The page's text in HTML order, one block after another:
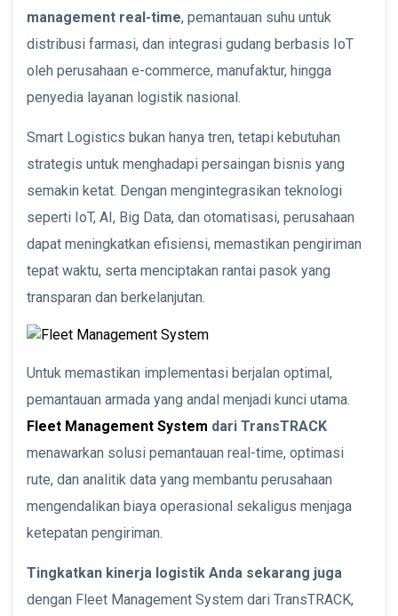
management real-time, pemantauan suhu untuk
distribusi farmasi, dan integrasi gudang berbasis IoT
oleh perusahaan e-commerce, manufaktur, hingga
penyedia layanan logistik nasional.
Smart Logistics bukan hanya tren, tetapi kebutuhan
strategis untuk menghadapi persaingan bisnis yang
semakin ketat. Dengan mengintegrasikan teknologi
seperti IoT, AI, Big Data, dan otomatisasi, perusahaan
dapat meningkatkan efisiensi, memastikan pengiriman
tepat waktu, serta menciptakan rantai pasok yang
transparan dan berkelanjutan.
Untuk memastikan implementasi berjalan optimal,
pemantauan armada yang andal menjadi kunci utama.
Fleet Management System dari TransTRACK
menawarkan solusi pemantauan real-time, optimasi
rute, dan analitik data yang membantu perusahaan
mengendalikan biaya operasional sekaligus menjaga
ketepatan pengiriman.
Tingkatkan kinerja logistik Anda sekarang juga
dengan Fleet Management System dari TransTRACK,